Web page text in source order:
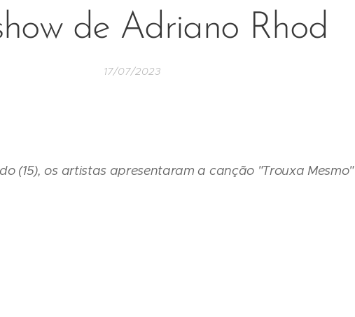
de Adriano Rhod
17/07/2023
(15), os artistas apresentaram a canção "Trouxa Mesmo"